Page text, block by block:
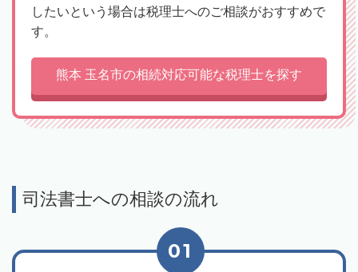
したいという場合は税理士へのご相談がおすすめで
す。
熊本 玉名市の相続対応可能な税理士を探す
司法書士への相談の流れ
01